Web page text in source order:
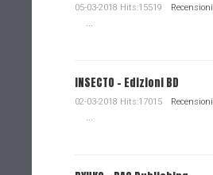
05-03-2018 Hits:15519 Recensioni
...
INSECTO - Edizioni BD
02-03-2018 Hits:17015 Recensioni
...